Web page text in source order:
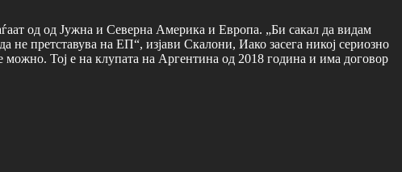
од од Јужна и Северна Америка и Европа. „Би сакал да видам
не претставува на ЕП“, изјави Скалони, Иако засега никој сериозно
можно. Тој е на клупата на Аргентина од 2018 година и има договор